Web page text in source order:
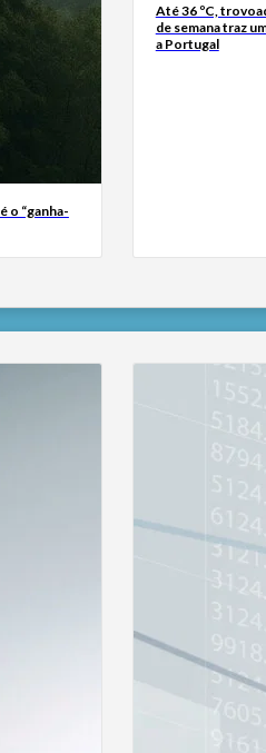
o “ganha-
Até 36 ºC,
de semana traz
a Portugal